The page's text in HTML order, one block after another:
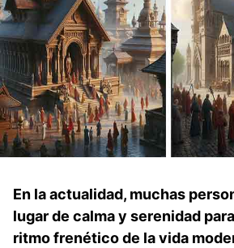
En la actualidad, muchas
lugar⁤ de​ calma y ‍serenidad
⁣ritmo⁢ frenético de la ⁣vida